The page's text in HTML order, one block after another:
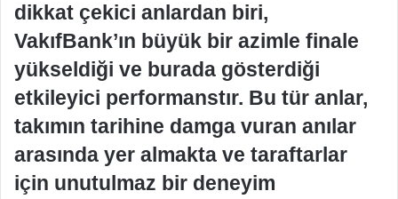
dikkat çekici anlardan biri,
VakıfBank’ın büyük bir azimle finale
yükseldiği ve burada gösterdiği
etkileyici performanstır. Bu tür anlar,
takımın tarihine damga vuran anılar
arasında yer almakta ve taraftarlar
için unutulmaz bir deneyim